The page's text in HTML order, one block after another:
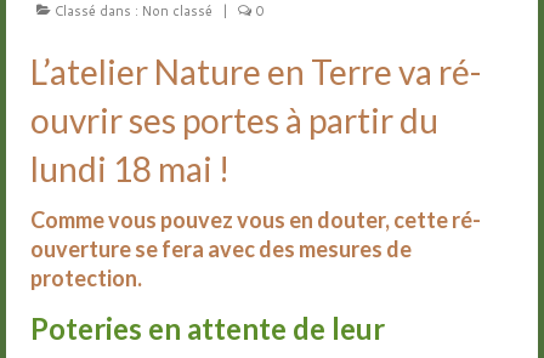
Groupes
Livre d’or
Contact
Classé dans : Non classé | 0
L’atelier Nature en Terre va ré-
ouvrir ses portes à partir du
lundi 18 mai !
Comme vous pouvez vous en douter, cette ré-
ouverture se fera avec des mesures de
protection.
Poteries en attente de leur